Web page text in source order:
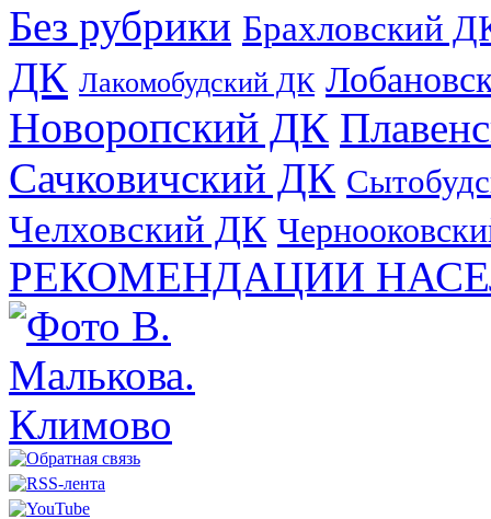
Без рубрики Брахловский
ДК Лакомобудский ДК
Новоропский ДК
Сачковичский ДК
Челховский ДК
РЕКОМЕНДАЦИИ